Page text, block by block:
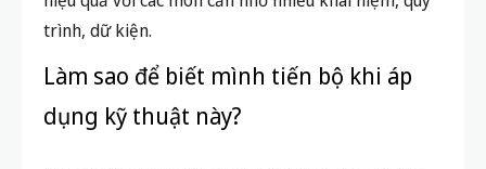
dụng kỹ thuật này?
Bạn sẽ cảm nhận rõ mình nhớ lâu hơn, học nhanh
hơn và nắm chắc kiến thức; có thể tự kiểm tra bằng